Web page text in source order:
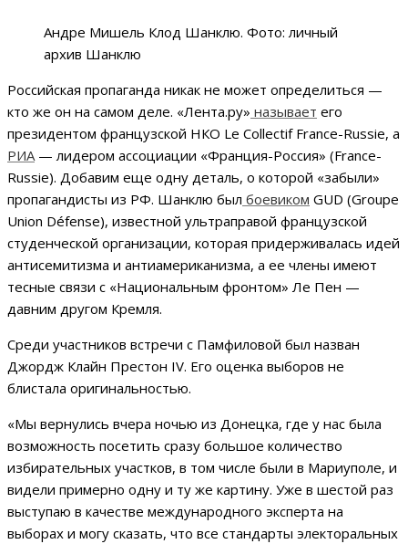
Андре Мишель Клод Шанклю. Фото: личный
архив Шанклю
Российская пропаганда никак не может определиться —
кто же он на самом деле. «Лента.ру» называет его
президентом французской НКО Le Collectif France-Russie, а
РИА — лидером ассоциации «Франция-Россия» (France-
Russie). Добавим еще одну деталь, о которой «забыли»
пропагандисты из РФ. Шанклю был боевиком GUD (Groupe
Union Défense), известной ультраправой французской
студенческой организации, которая придерживалась идей
антисемитизма и антиамериканизма, а ее члены имеют
тесные связи с «Национальным фронтом» Ле Пен —
давним другом Кремля.
Среди участников встречи с Памфиловой был назван
Джордж Клайн Престон IV. Его оценка выборов не
блистала оригинальностью.
«Мы вернулись вчера ночью из Донецка, где у нас была
возможность посетить сразу большое количество
избирательных участков, в том числе были в Мариуполе, и
видели примерно одну и ту же картину. Уже в шестой раз
выступаю в качестве международного эксперта на
выборах и могу сказать, что все стандарты электоральных